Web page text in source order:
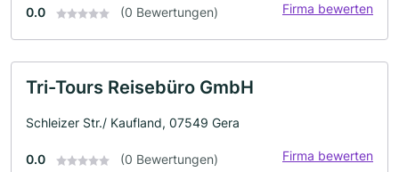
0.0 (0 Bewertungen) Firma bewerten
Tri-Tours Reisebüro GmbH
Schleizer Str./ Kaufland, 07549 Gera
0.0 (0 Bewertungen) Firma bewerten